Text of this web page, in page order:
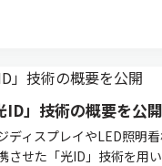
ID」技術の概要を公開
ディスプレイやLED照明看
させた「光ID」技術を用